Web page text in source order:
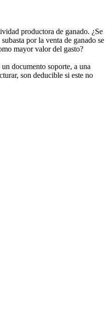
productora de ganado. ¿Se
por la venta de ganado se
mayor valor del gasto?
documento soporte, a una
son deducible si este no